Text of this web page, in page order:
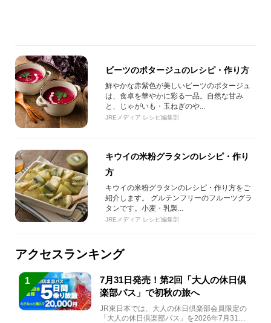
ビーツのポタージュのレシピ・作り方
鮮やかな赤紫色が美しいビーツのポタージュ
は、食卓を華やかに彩る一品。自然な甘み
と、じゃがいも・玉ねぎのや...
JREメディア レシピ編集部
キウイの米粉グラタンのレシピ・作り
方
キウイの米粉グラタンのレシピ・作り方をご
紹介します。 グルテンフリーのフルーツグラ
タンです。小麦・乳製...
JREメディア レシピ編集部
アクセスランキング
1
7月31日発売！第2回「大人の休日倶
楽部パス」で初秋の旅へ
JR東日本では、大人の休日倶楽部会員限定の
「大人の休日倶楽部パス」を2026年7月31日